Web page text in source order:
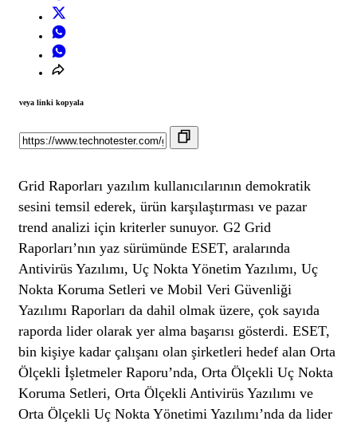
veya linki kopyala
Grid Raporları yazılım kullanıcılarının demokratik
sesini temsil ederek, ürün karşılaştırması ve pazar
trend analizi için kriterler sunuyor. G2 Grid
Raporları’nın yaz sürümünde ESET, aralarında
Antivirüs Yazılımı, Uç Nokta Yönetim Yazılımı, Uç
Nokta Koruma Setleri ve Mobil Veri Güvenliği
Yazılımı Raporları da dahil olmak üzere, çok sayıda
raporda lider olarak yer alma başarısı gösterdi. ESET,
bin kişiye kadar çalışanı olan şirketleri hedef alan Orta
Ölçekli İşletmeler Raporu’nda, Orta Ölçekli Uç Nokta
Koruma Setleri, Orta Ölçekli Antivirüs Yazılımı ve
Orta Ölçekli Uç Nokta Yönetimi Yazılımı’nda da lider